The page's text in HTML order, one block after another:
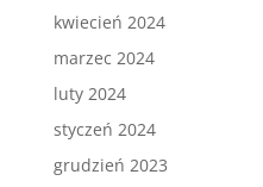
kwiecień 2024
marzec 2024
luty 2024
styczeń 2024
grudzień 2023